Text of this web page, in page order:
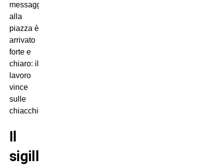
messaggio
alla
piazza è
arrivato
forte e
chiaro: il
lavoro
vince
sulle
chiacchiere.
Il
sigillo